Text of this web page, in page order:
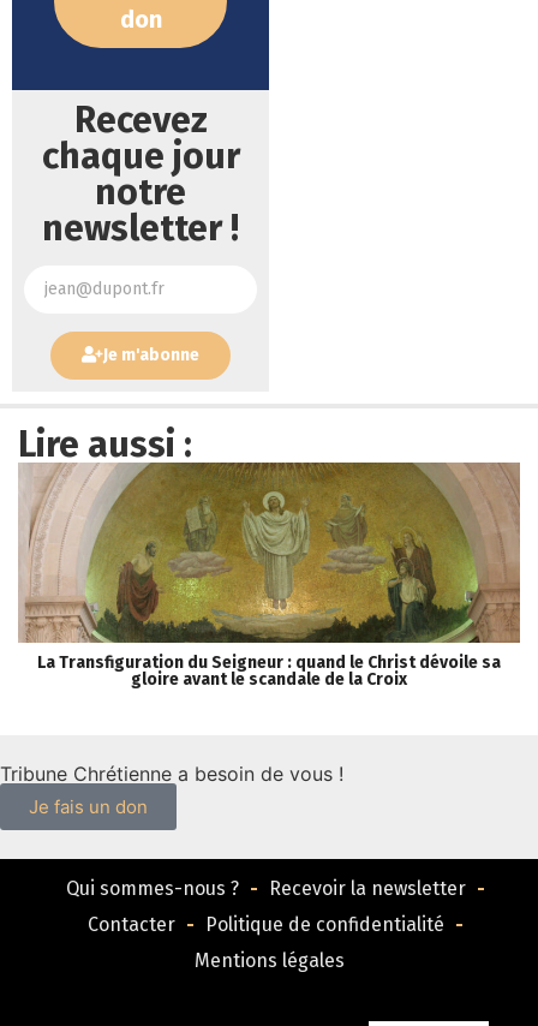
don
Recevez
chaque jour
notre
newsletter !
Je m'abonne
Lire aussi :
La Transfiguration du Seigneur : quand le Christ dévoile sa
gloire avant le scandale de la Croix
Tribune Chrétienne a besoin de vous !
Je fais un don
Qui sommes-nous ?
Recevoir la newsletter
Contacter
Politique de confidentialité
Mentions légales